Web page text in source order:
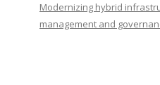
Modernizing hybrid
management and